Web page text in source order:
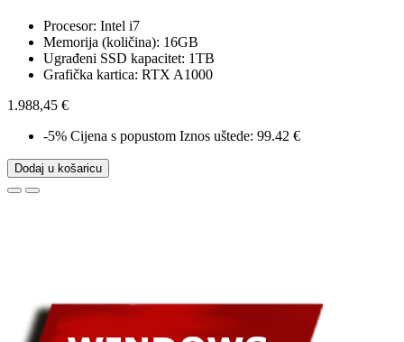
Procesor: Intel i7
Memorija (količina): 16GB
Ugrađeni SSD kapacitet: 1TB
Grafička kartica: RTX A1000
1.988,45 €
-5% Cijena s popustom Iznos uštede: 99.42 €
Dodaj u košaricu